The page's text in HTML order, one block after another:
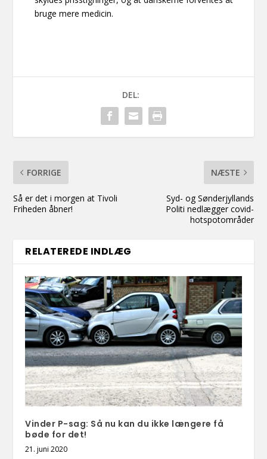
bruge mere medicin.
DEL:
FORRIGE
Så er det i morgen at Tivoli
Friheden åbner!
NÆSTE
Syd- og Sønderjyllands
Politi nedlægger covid-
hotspotområder
RELATEREDE INDLÆG
Vinder P-sag: Så nu kan du ikke længere få
bøde for det!
21. juni 2020